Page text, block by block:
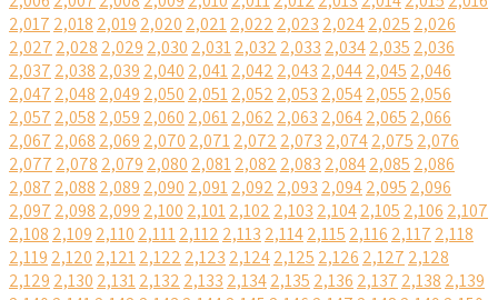
2,017 2,018 2,019 2,020 2,0212,022 2,023 2,0242,025 2,026
2,027 2,028 2,029 2,030 2,0312,032 2,033 2,0342,035 2,036
2,037 2,038 2,039 2,040 2,0412,042 2,043 2,0442,045 2,046
2,047 2,048 2,049 2,050 2,0512,052 2,053 2,0542,055 2,056
2,057 2,058 2,059 2,060 2,0612,062 2,063 2,0642,065 2,066
2,067 2,068 2,069 2,070 2,0712,072 2,073 2,0742,075 2,076
2,077 2,078 2,079 2,080 2,0812,082 2,083 2,0842,085 2,086
2,087 2,088 2,089 2,090 2,0912,092 2,093 2,0942,095 2,096
2,097 2,098 2,099 2,100 2,1012,102 2,103 2,1042,105 2,106 2,107
2,108 2,109 2,110 2,1112,112 2,113 2,1142,115 2,116 2,117 2,118
2,119 2,120 2,1212,122 2,123 2,1242,125 2,126 2,127 2,128
2,129 2,130 2,1312,132 2,133 2,1342,135 2,136 2,137 2,138 2,139